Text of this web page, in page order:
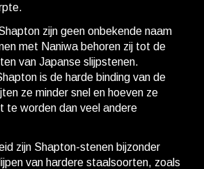
zijn geen onbekende naam
met Naniwa behoren zij tot de
van Japanse slijpstenen.
is de harde binding van de
ze minder snel en hoeven ze
te worden dan veel andere
zijn Shapton-stenen bijzonder
van hardere staalsoorten, zoals